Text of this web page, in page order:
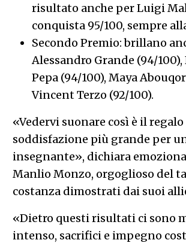
risultato anche per Luigi
conquista 95/100, sempre
Secondo Premio: brillano
Alessandro Grande (94/
Pepa (94/100), Maya
Vincent Terzo (92/100).
«Vedervi suonare così è il
soddisfazione più grande per
insegnante», dichiara
Manlio Monzo, orgoglioso del
costanza dimostrati dai suoi
«Dietro questi risultati ci sono
intenso, sacrifici e impegno